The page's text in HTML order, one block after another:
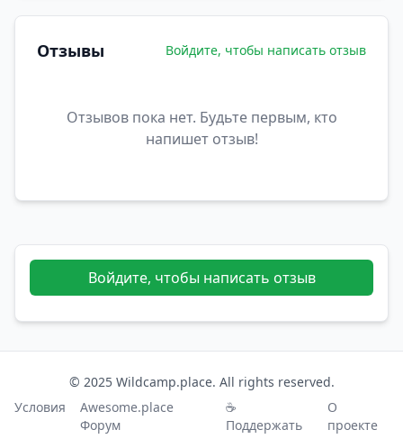
Отзывы Войдите, чтобы написать отзыв
Отзывов пока нет. Будьте первым, кто
напишет отзыв!
Войдите, чтобы написать отзыв
© 2025 Wildcamp.place. All rights reserved.
Условия
Awesome.place
Форум
☕
Поддержать
О
проекте